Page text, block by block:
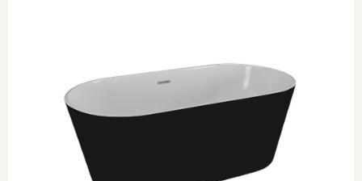
hviezdičiek.